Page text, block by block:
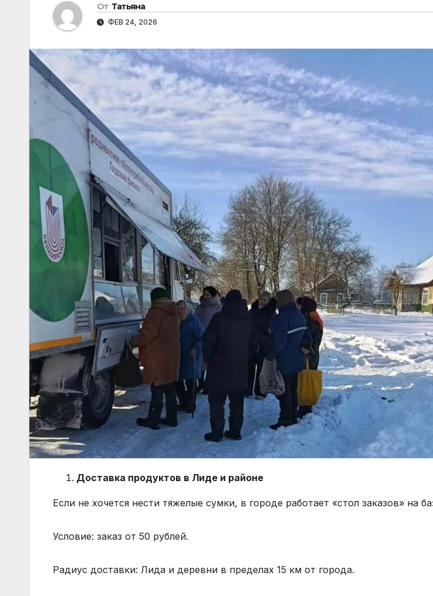
От Татьяна
ФЕВ 24, 2026
Доставка продуктов в Лиде и районе
Если не хочется нести тяжелые сумки, в городе работает «стол заказов» на
Условие: заказ от 50 рублей.
Радиус доставки: Лида и деревни в пределах 15 км от города.